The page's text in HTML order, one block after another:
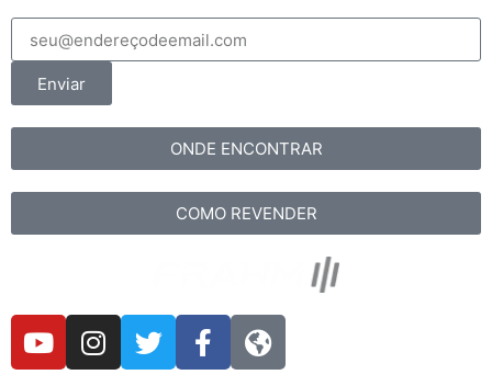
Enviar
ONDE ENCONTRAR
COMO REVENDER